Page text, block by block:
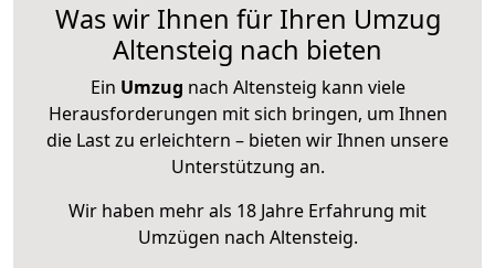
Was wir Ihnen für Ihren Umzug
Altensteig nach bieten
Ein Umzug nach Altensteig kann viele
Herausforderungen mit sich bringen, um Ihnen
die Last zu erleichtern – bieten wir Ihnen unsere
Unterstützung an.
Wir haben mehr als 18 Jahre Erfahrung mit
Umzügen nach Altensteig.